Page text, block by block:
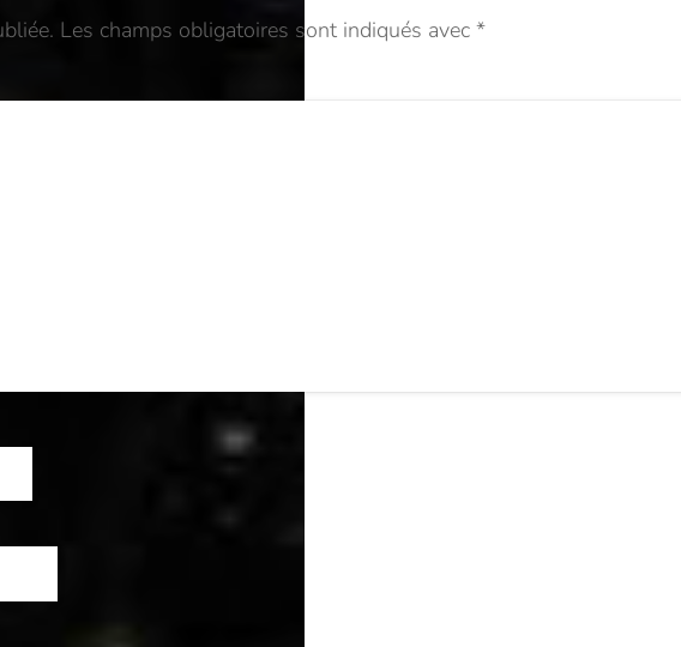
Les champs obligatoires sont indiqués avec *